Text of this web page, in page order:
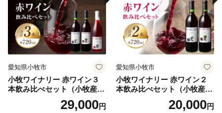
愛知県小牧市
小牧ワイナリー 赤ワイン３
本飲み比べセット（小牧産ぶ
どう100％使用）29,000円
愛知県小牧市
小牧ワイナリー 赤ワイン２
本飲み比べセット（小牧産ぶ
どう100％使用）20,000円